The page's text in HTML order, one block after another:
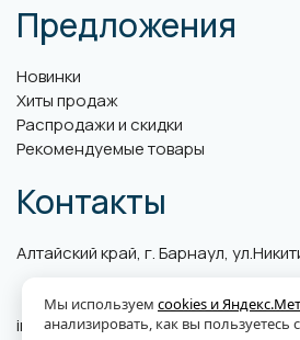
Предложения
Новинки
Хиты продаж
Распродажи и скидки
Рекомендуемые товары
Контакты
Алтайский край, г. Барнаул,
info@abk-plus.ru
Мы используем cookies и
анализировать, как вы пользуетесь